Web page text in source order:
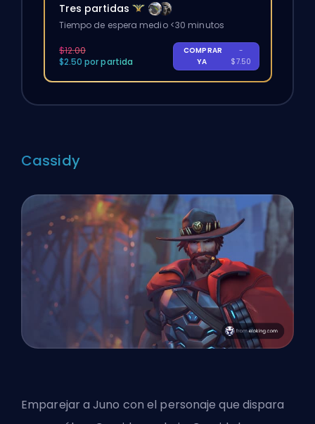
Tres partidas
Tiempo de espera medio <30 minutos
$12.00
$2.50 por partida
COMPRAR
YA
-
$7.50
Cassidy
Emparejar a Juno con el personaje que dispara